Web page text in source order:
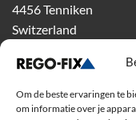
Om de beste ervaringen te
om informatie over je
4456 Tenniken
Switzerland